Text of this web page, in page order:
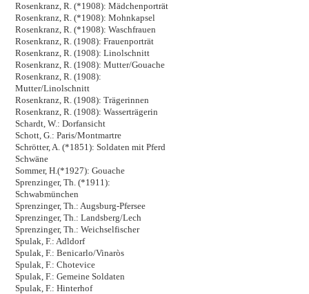
Rosenkranz, R. (*1908): Mädchenporträt
Rosenkranz, R. (*1908): Mohnkapsel
Rosenkranz, R. (*1908): Waschfrauen
Rosenkranz, R. (1908): Frauenporträt
Rosenkranz, R. (1908): Linolschnitt
Rosenkranz, R. (1908): Mutter/Gouache
Rosenkranz, R. (1908):
Mutter/Linolschnitt
Rosenkranz, R. (1908): Trägerinnen
Rosenkranz, R. (1908): Wasserträgerin
Schardt, W.: Dorfansicht
Schott, G.: Paris/Montmartre
Schrötter, A. (*1851): Soldaten mit Pferd
Schwäne
Sommer, H.(*1927): Gouache
Sprenzinger, Th. (*1911):
Schwabmünchen
Sprenzinger, Th.: Augsburg-Pfersee
Sprenzinger, Th.: Landsberg/Lech
Sprenzinger, Th.: Weichselfischer
Spulak, F.: Adldorf
Spulak, F.: Benicarlo/Vinaròs
Spulak, F.: Chotevice
Spulak, F.: Gemeine Soldaten
Spulak, F.: Hinterhof